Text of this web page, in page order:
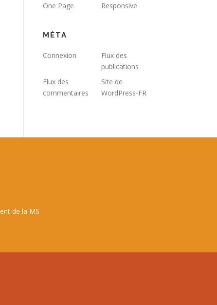
One Page
Responsive
MÉTA
Connexion
Flux des
publications
Flux des
commentaires
Site de
WordPress-FR
de la MS